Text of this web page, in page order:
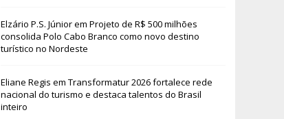
Elzário P.S. Júniorem Projeto de R$ 500 milhões
consolida Polo Cabo Branco como novo destino
turístico no Nordeste
Eliane Regis em Transformatur 2026 fortalece rede
nacional do turismo e destaca talentos do Brasil
inteiro